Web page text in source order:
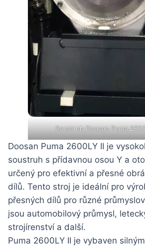
Soustruh Doosan Puma
Doosan Puma 2600LY II je
soustruh s přídavnou osou Y a
určený pro efektivní a přesné
dílů. Tento stroj je ideální pro
přesných dílů pro různé
jsou automobilový průmysl,
strojírenství a další.
Puma 2600LY II je vybaven